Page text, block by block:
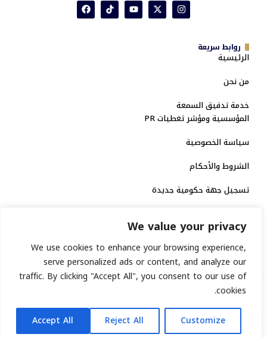
We value your privacy
We use cookies to enhance your browsing experience,
serve personalized ads or content, and analyze our
traffic. By clicking "Accept All", you consent to our use of
cookies.
Customize
Reject All
Accept All
روابط سريعة
الرئيسية
من نحن
خدمة تدقيق السمعة
المؤسسية ومؤشر تغطيات PR
سياسة الخصوصية
الشروط والأحكام
تسجيل جهة حكومية جديدة
الاعتماد الرسمي
منصة إخبارية مرخصة
رقم الترخيص الاتحادي : 8793134
جميع حقوق التوثيق الرقمي محفوظة لمنصة السابعة © 2026. AR
انشر خبرك